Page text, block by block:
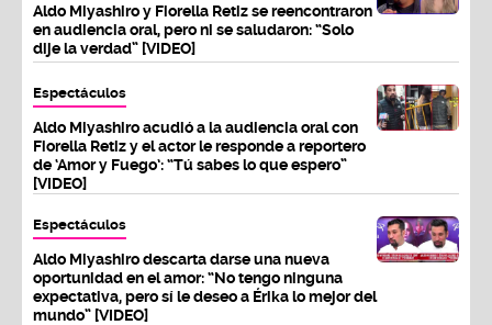
Aldo Miyashiro y Fiorella Retiz se reencontraron
en audiencia oral, pero ni se saludaron: “Solo
dije la verdad” [VIDEO]
Espectáculos
Aldo Miyashiro acudió a la audiencia oral con
Fiorella Retiz y el actor le responde a reportero
de ‘Amor y Fuego’: “Tú sabes lo que espero”
[VIDEO]
Espectáculos
Aldo Miyashiro descarta darse una nueva
oportunidad en el amor: “No tengo ninguna
expectativa, pero sí le deseo a Érika lo mejor del
mundo” [VIDEO]